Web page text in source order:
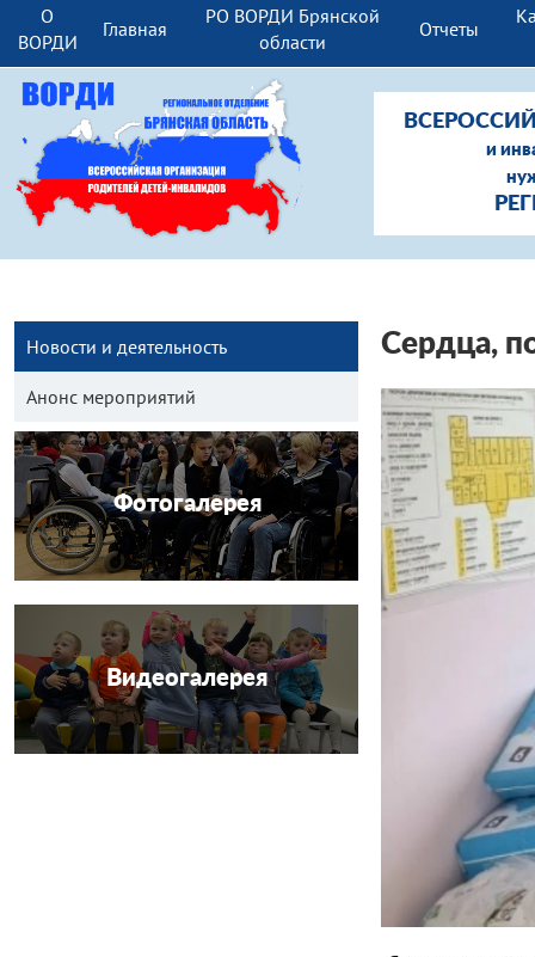
О
ВОРДИ
Главная
РО ВОРДИ Брянской
области
Отчеты
и
Новости и деятельность
Анонс мероприятий
Фотогалерея
Видеогалерея
Сердца,